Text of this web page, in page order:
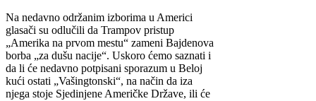
Na nedavno održanim izborima u Americi
glasači su odlučili da Trampov pristup
„Amerika na prvom mestu“ zameni Bajdenova
borba „za dušu nacije“. Uskoro ćemo saznati i
da li će nedavno potpisani sporazum u Beloj
kući ostati „Vašingtonski“, na način da iza
njega stoje Sjedinjene Američke Države, ili će